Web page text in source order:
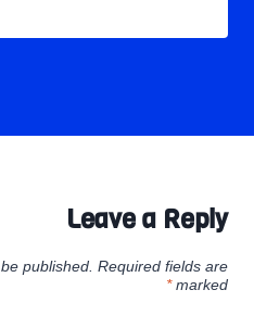
Leave a Reply
published. Required fields are
marked
*